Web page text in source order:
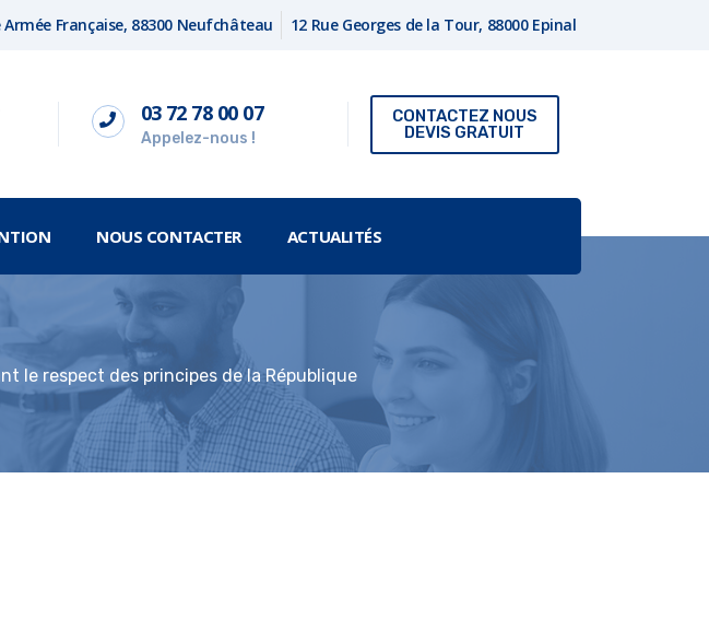
Armée Française, 88300 Neufchâteau 12 Rue Georges de la Tour, 88000 Epinal
03 72 78 00 07
Appelez-nous !
CONTACTEZ NOUS
DEVIS GRATUIT
NOUS CONTACTER ACTUALITÉS
le respect des principes de la République